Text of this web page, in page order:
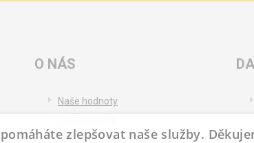
O NÁS
Naše hodnoty
Ocenění
zlepšovat naše služby.